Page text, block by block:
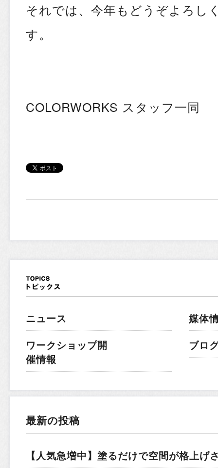
それでは、今年もどうぞよろし
す。
COLORWORKS スタッフ一同
ニュース
ワークショップ開
催情報
媒体
ブロ
最新の投稿
【人気急増中】塗るだけで空間が格上げ